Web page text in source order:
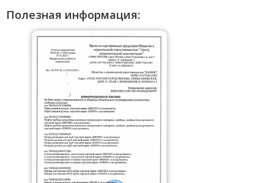
Полезная информация: